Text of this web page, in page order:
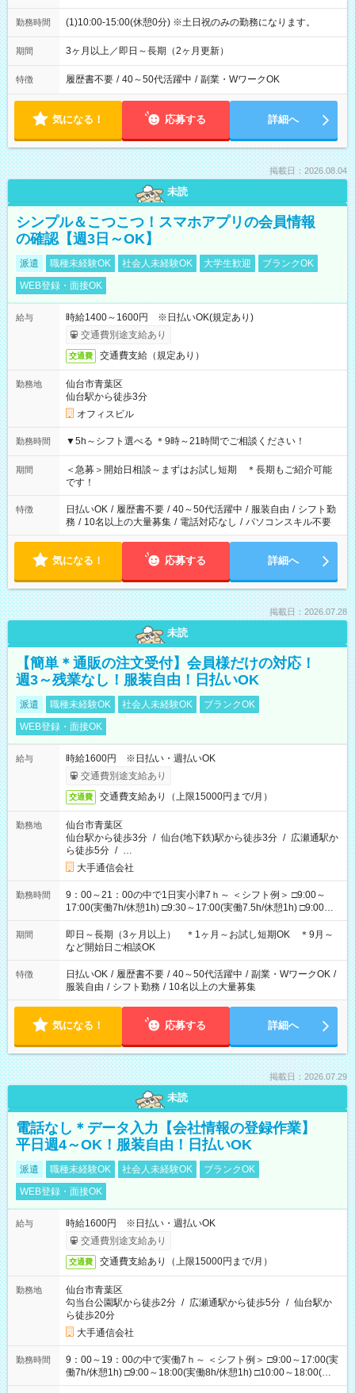
勤務時間 (1)10:00-15:00(休憩0分) ※土日祝のみの勤務になります。
期間 3ヶ月以上／即日～長期（2ヶ月更新）
特徴 履歴書不要 / 40～50代活躍中 / 副業・WワークOK
気になる！ 応募する 詳細へ
掲載日：2026.08.04
未読
シンプル＆こつこつ！スマホアプリの会員情報
の確認【週3日～OK】
派遣 職種未経験OK 社会人未経験OK 大学生歓迎
ブランクOK
WEB登録・面接OK
給与
時給1400～1600円 ※日払いOK(規定あり)
交通費別途支給あり
交通費 交通費支給（規定あり）
勤務地
仙台市青葉区
仙台駅から徒歩3分
オフィスビル
勤務時間 ▼5h～シフト選べる ＊9時～21時間でご相談ください！
期間
＜急募＞開始日相談～まずはお試し短期 ＊長期もご紹介可能
です！
特徴 日払いOK / 履歴書不要 / 40～50代活躍中 / 服装自由 / シフト勤
務 / 10名以上の大量募集 / 電話対応なし / パソコンスキル不要
気になる！ 応募する 詳細へ
掲載日：2026.07.28
未読
【簡単＊通販の注文受付】会員様だけの対応！
週3～残業なし！服装自由！日払いOK
派遣 職種未経験OK 社会人未経験OK
ブランクOK
WEB登録・面接OK
給与
時給1600円 ※日払い・週払いOK
交通費別途支給あり
交通費 交通費支給あり（上限15000円まで/月）
勤務地
仙台市青葉区
仙台駅から徒歩3分 / 仙台(地下鉄)駅から徒歩3分 / 広瀬通駅か
ら徒歩5分 / …
大手通信会社
勤務時間
9：00～21：00の中で1日実小津7ｈ～ ＜シフト例＞ □9:00～
17:00(実働7h/休憩1h) □9:30～17:00(実働7.5h/休憩1h) □9:00～
18:00(実働8h/休憩1h) □10:00～19:00(実働8h/休憩1h) □11:00～
20:00(実働8h/休憩1h) □13:00～21:00(実働7h/休憩1h) ＊固定シ
フトOK
期間
即日～長期（3ヶ月以上） ＊1ヶ月～お試し短期OK ＊9月～
など開始日ご相談OK
特徴 日払いOK / 履歴書不要 / 40～50代活躍中 / 副業・WワークOK /
服装自由 / シフト勤務 / 10名以上の大量募集
気になる！ 応募する 詳細へ
掲載日：2026.07.29
未読
電話なし＊データ入力【会社情報の登録作業】
平日週4～OK！服装自由！日払いOK
派遣 職種未経験OK 社会人未経験OK
ブランクOK
WEB登録・面接OK
給与
時給1600円 ※日払い・週払いOK
交通費別途支給あり
交通費 交通費支給あり（上限15000円まで/月）
勤務地
仙台市青葉区
勾当台公園駅から徒歩2分 / 広瀬通駅から徒歩5分 / 仙台駅か
ら徒歩20分
大手通信会社
勤務時間
9：00～19：00の中で実働7ｈ～ ＜シフト例＞ □9:00～17:00(実
働7h/休憩1h) □9:00～18:00(実働8h/休憩1h) □10:00～18:00(実
働7h/休憩1h) □10:00～19:00(実働8h/休憩1h) ＊時間固定ＯＫ